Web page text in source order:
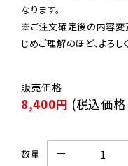
なります。
※ご注文確定後の内容変
じめご理解のほど、よろし
8,400円 (税込価格
数量